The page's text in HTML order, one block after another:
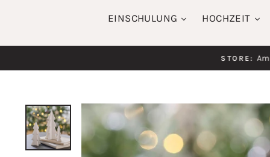
EINSCHULUNG HOCHZEIT
STORE: